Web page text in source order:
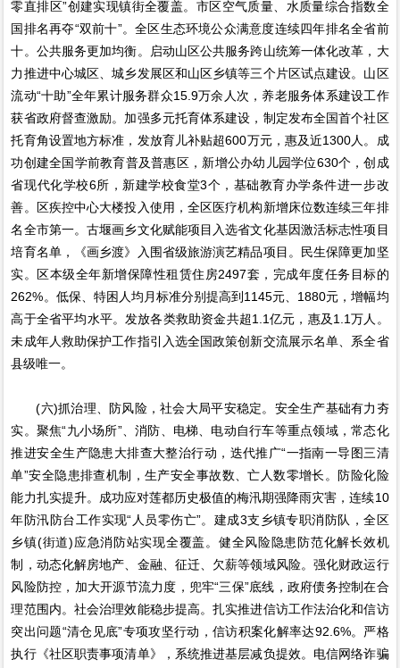
零直排区”创建实现镇街全覆盖。市区空气质量、水质量综合指数全
国排名再夺“双前十”。全区生态环境公众满意度连续四年排名全省前
十。公共服务更加均衡。启动山区公共服务跨山统筹一体化改革，大
力推进中心城区、城乡发展区和山区乡镇等三个片区试点建设。山区
流动“十助”全年累计服务群众15.9万余人次，养老服务体系建设工作
获省政府督查激励。加强多元托育体系建设，制定发布全国首个社区
托育角设置地方标准，发放育儿补贴超600万元，惠及近1300人。成
功创建全国学前教育普及普惠区，新增公办幼儿园学位630个，创成
省现代化学校6所，新建学校食堂3个，基础教育办学条件进一步改
善。区疾控中心大楼投入使用，全区医疗机构新增床位数连续三年排
名全市第一。古堰画乡文化赋能项目入选省文化基因激活标志性项目
培育名单，《画乡渡》入围省级旅游演艺精品项目。民生保障更加坚
实。区本级全年新增保障性租赁住房2497套，完成年度任务目标的
262%。低保、特困人均月标准分别提高到1145元、1880元，增幅均
高于全省平均水平。发放各类救助资金共超1.1亿元，惠及1.1万人。
未成年人救助保护工作指引入选全国政策创新交流展示名单、系全省
县级唯一。
(六)抓治理、防风险，社会大局平安稳定。安全生产基础有力夯
实。聚焦“九小场所”、消防、电梯、电动自行车等重点领域，常态化
推进安全生产隐患大排查大整治行动，迭代推广“一指南一导图三清
单”安全隐患排查机制，生产安全事故数、亡人数零增长。防险化险
能力扎实提升。成功应对莲都历史极值的梅汛期强降雨灾害，连续10
年防汛防台工作实现“人员零伤亡”。建成3支乡镇专职消防队，全区
乡镇(街道)应急消防站实现全覆盖。健全风险隐患防范化解长效机
制，动态化解房地产、金融、征迁、欠薪等领域风险。强化财政运行
风险防控，加大开源节流力度，兜牢“三保”底线，政府债务控制在合
理范围内。社会治理效能稳步提高。扎实推进信访工作法治化和信访
突出问题“清仓见底”专项攻坚行动，信访积案化解率达92.6%。严格
执行《社区职责事项清单》，系统推进基层减负提效。电信网络诈骗